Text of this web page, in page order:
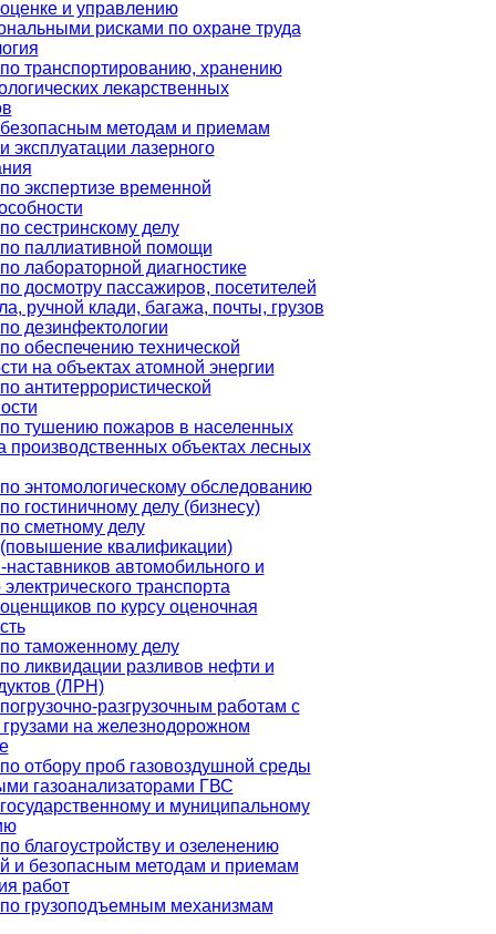
и управлению
рисками по охране труда
транспортированию, хранению
лекарственных
методам и приемам
эксплуатации лазерного
экспертизе временной
сестринскому делу
паллиативной помощи
лабораторной диагностике
досмотру пассажиров, посетителей
ручной клади, багажа, почты, грузов
дезинфектологии
обеспечению технической
на объектах атомной энергии
антитеррористической
тушению пожаров в населенных
производственных объектах лесных
энтомологическому обследованию
гостиничному делу (бизнесу)
сметному делу
квалификации)
наставников автомобильного и
транспорта
по курсу оценочная
таможенному делу
ликвидации разливов нефти и
(ЛРН)
разгрузочным работам с
на железнодорожном
отбору проб газовоздушной среды
газоанализаторами ГВС
и муниципальному
благоустройству и озеленению
и безопасным методам и приемам
работ
грузоподъемным механизмам